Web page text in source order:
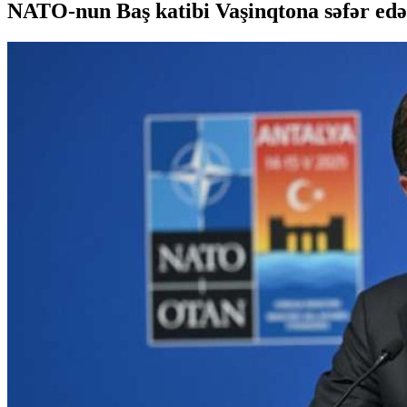
NATO-nun Baş katibi Vaşinqtona səfər